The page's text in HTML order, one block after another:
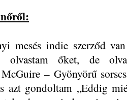
mesés indie szerződ
olvastam őket, de
– Gyönyörű
azt gondoltam „Eddig